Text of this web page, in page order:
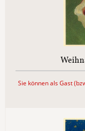
Sie können als Gast